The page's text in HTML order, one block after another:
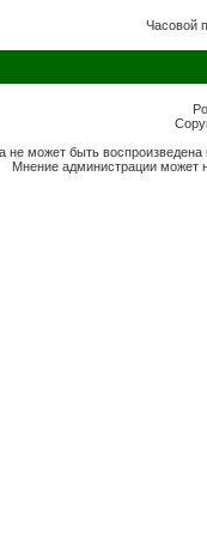
Часовой
не может быть
Мнение администрации может